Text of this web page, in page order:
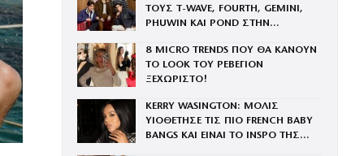
ΤΟΥΣ Τ-WAVE, FOURTH, GEMINI,
PHUWIN ΚΑΙ POND ΣΤΗΝ
8 MICRO TRENDS ΠΟΥ ΘΑ ΚΑΝΟΥΝ
ΤΟ LOOK ΤΟΥ ΡΕΒΕΓΙΟΝ
ΞΕΧΩΡΙΣΤΟ!
KERRY WASINGTON: ΜΟΛΙΣ
ΥΙΟΘΕΤΗΣΕ ΤΙΣ ΠΙΟ FRENCH BABY
BANGS ΚΑΙ ΕΙΝΑΙ ΤΟ INSPO ΤΗΣ